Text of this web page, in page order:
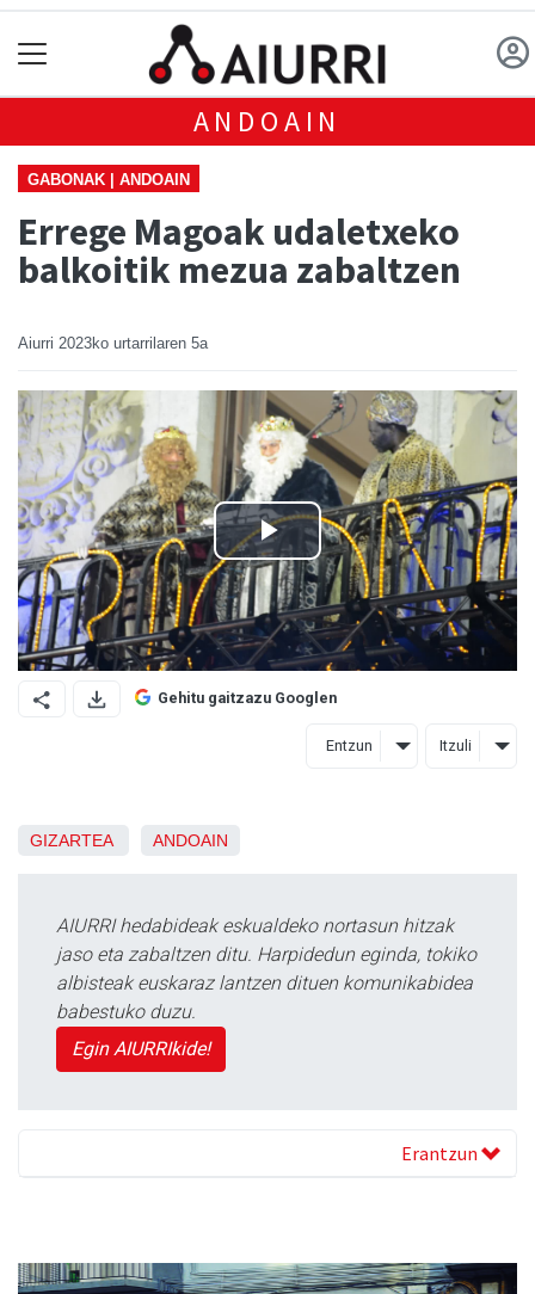
ANDOAIN
GABONAK | ANDOAIN
Errege Magoak udaletxeko
balkoitik mezua zabaltzen
Aiurri 2023ko urtarrilaren 5a
Gehitu gaitzazu Googlen
Entzun Itzuli
GIZARTEA ANDOAIN
AIURRI hedabideak eskualdeko nortasun hitzak
jaso eta zabaltzen ditu. Harpidedun eginda, tokiko
albisteak euskaraz lantzen dituen komunikabidea
babestuko duzu.
Egin AIURRIkide!
Erantzun